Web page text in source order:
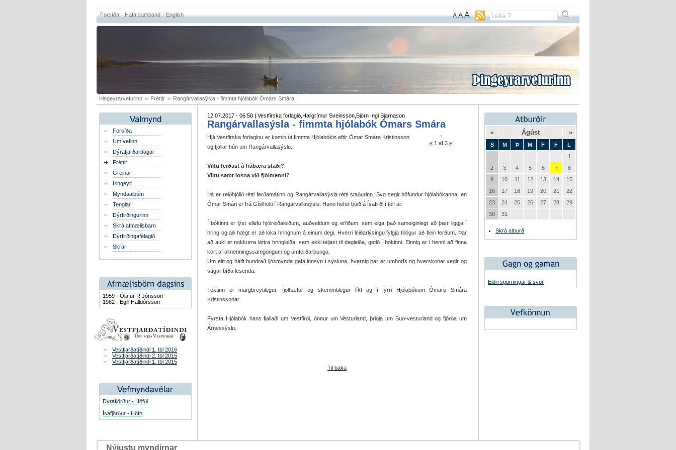
Forsíða Hafa samband English A AA
Þingeyrarvefurinn > Fréttir > Rangárvallasýsla - fimmta hjólabók Ómars Smára
Forsíða
Um vefinn
Dýrafjarðardagar
Fréttir
Greinar
Þingeyri
Myndaalbúm
Tenglar
Dýrfirðingurinn
Skrá afmælisbarn
Dýrfirðingafélagið
Skrár
1959 - Ólafur R Jónsson
1982 - Egill Halldórsson
Vestfjarðatíðindi 1. tbl 2016
Vestfjarðatíðindi 2. tbl 2015
Vestfjarðatíðindi 1. tbl 2015
Dýrafjörður - Höfði
Ísafjörður - Höfn
12.07.2017 - 06:50 | Vestfirska forlagið,Hallgrímur Sveinsson,Björn Ingi Bjarnason
Rangárvallasýsla - fimmta hjólabók Ómars Smára
« 1 af 3 »
Hjá Vestfirska forlaginu er komin út fimmta Hjólabókin eftir Ómar Smára Kristinsson
og fjallar hún um Rangárvallasýslu.
Viltu ferðast á frábæra staði?
Viltu samt losna við fjölmenni?
Þá er reiðhjólið rétti ferðamátinn og Rangárvallasýsla rétti staðurinn. Svo segir höfundur hjólabókanna, en
Ómar Smári er frá Gíslholti í Rangárvallasýslu. Hann hefur búið á Ísafirði í tólf ár.
Í bókinni er lýst ellefu hjólreiðaleiðum, auðveldum og erfiðum, sem eiga það sameiginlegt að þær liggja í
hring og að hægt er að loka hringnum á einum degi. Hverri leiðarlýsingu fylgja tillögur að fleiri ferðum. Þar
að auki er nokkurra léttra hringleiða, sem ekki teljast til dagleiða, getið í bókinni. Einnig er í henni að finna
kort af almenningssamgöngum og umferðarþunga.
Um eitt og hálft hundrað ljósmynda gefa innsýn í sýsluna, hvernig þar er umhorfs og hverskonar vegir og
stígar bíða lesenda.
Textinn er margbreytilegur, fjölhæfur og skemmtilegur líkt og í fyrri Hjólabókum Ómars Smára
Kristinssonar.
Fyrsta Hjólabók hans fjallaði um Vestfirði, önnur um Vesturland, þriðja um Suð-vesturland og fjórða um
Árnessýslu.
Til baka
« Ágúst »
S M Þ M F F
L
1
2
3 4 5 6 7
8
9
10 11 12 13 14
15
16
17 18 19 20 21
22
23
24 25 26 27 28
29
30
31
Skrá atburð
Eldri spurningar & svör
Nýjustu myndirnar